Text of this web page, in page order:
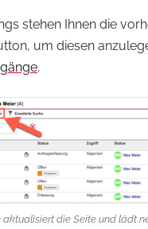
stehen Ihnen die
um diesen
.
aktualisiert die Seite und lädt